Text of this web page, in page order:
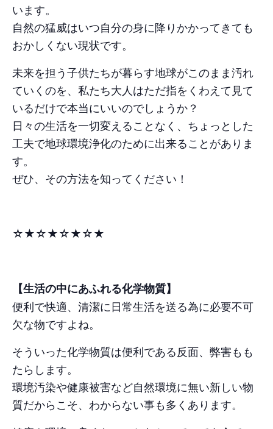
います。
自然の猛威はいつ自分の身に降りかかってきても
おかしくない現状です。
未来を担う子供たちが暮らす地球がこのまま汚れ
ていくのを、私たち大人はただ指をくわえて見て
いるだけで本当にいいのでしょうか？
日々の生活を一切変えることなく、ちょっとした
工夫で地球環境浄化のために出来ることがありま
す。
ぜひ、その方法を知ってください！
☆★☆★☆★☆★
【生活の中にあふれる化学物質】
便利で快適、清潔に日常生活を送る為に必要不可
欠な物ですよね。
そういった化学物質は便利である反面、弊害もも
たらします。
環境汚染や健康被害など自然環境に無い新しい物
質だからこそ、わからない事も多くあります。